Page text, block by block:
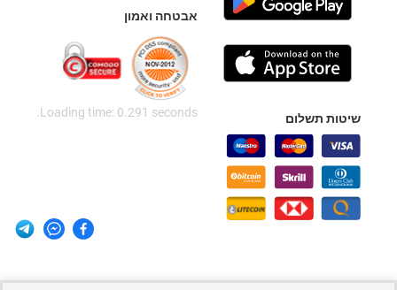
שיטות תשלום
אבטחה ואמון
Loading time: 0.291 seconds.